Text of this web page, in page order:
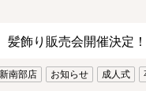
髪飾り販売会開催決定
新南部店 お知らせ 成人式